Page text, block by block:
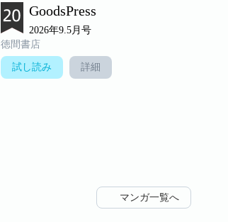
GoodsPress
2026年9.5月号
徳間書店
試し読み 詳細
マンガ一覧へ